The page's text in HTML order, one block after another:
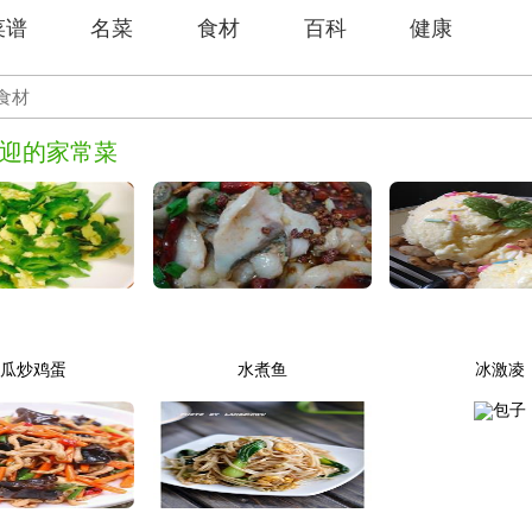
谱 名菜 食材 百科 健康
的家常菜
炒鸡蛋 水煮鱼 冰激凌